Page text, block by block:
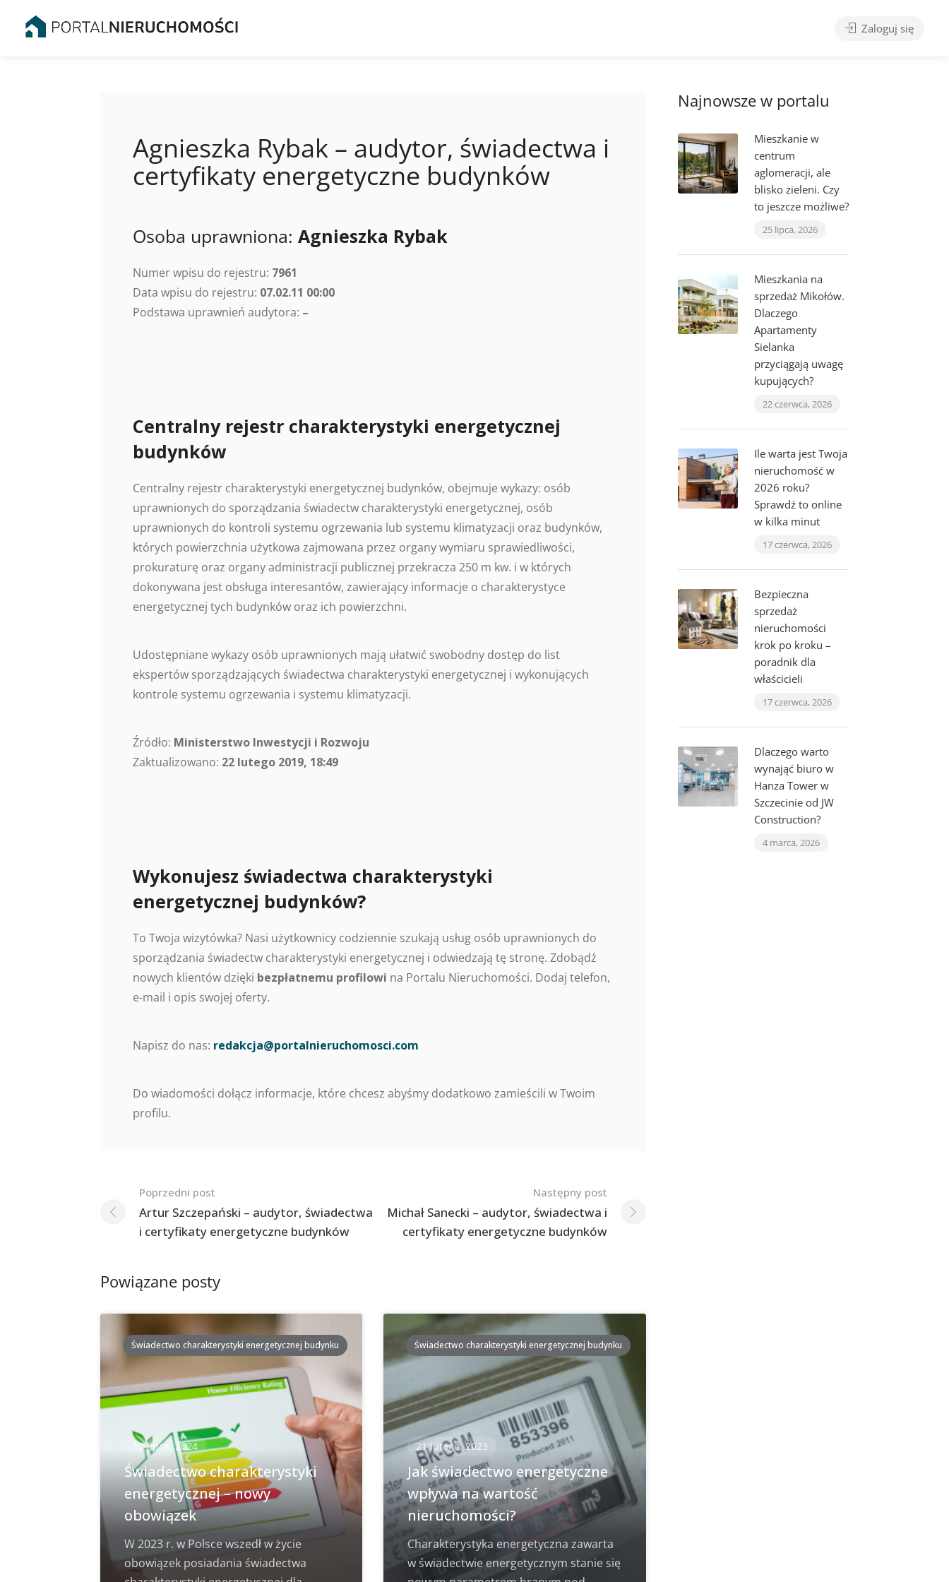
Zaloguj się
Agnieszka Rybak – audytor, świadectwa i
certyfikaty energetyczne budynków
Osoba uprawniona: Agnieszka Rybak
Numer wpisu do rejestru: 7961
Data wpisu do rejestru: 07.02.11 00:00
Podstawa uprawnień audytora: –
Centralny rejestr charakterystyki energetycznej
budynków
Centralny rejestr charakterystyki energetycznej budynków, obejmuje wykazy: osób
uprawnionych do sporządzania świadectw charakterystyki energetycznej, osób
uprawnionych do kontroli systemu ogrzewania lub systemu klimatyzacji oraz budynków,
których powierzchnia użytkowa zajmowana przez organy wymiaru sprawiedliwości,
prokuraturę oraz organy administracji publicznej przekracza 250 m kw. i w których
dokonywana jest obsługa interesantów, zawierający informacje o charakterystyce
energetycznej tych budynków oraz ich powierzchni.
Udostępniane wykazy osób uprawnionych mają ułatwić swobodny dostęp do list
ekspertów sporządzających świadectwa charakterystyki energetycznej i wykonujących
kontrole systemu ogrzewania i systemu klimatyzacji.
Źródło: Ministerstwo Inwestycji i Rozwoju
Zaktualizowano: 22 lutego 2019, 18:49
Wykonujesz świadectwa charakterystyki
energetycznej budynków?
To Twoja wizytówka? Nasi użytkownicy codziennie szukają usług osób uprawnionych do
sporządzania świadectw charakterystyki energetycznej i odwiedzają tę stronę. Zdobądź
nowych klientów dzięki bezpłatnemu profilowi na Portalu Nieruchomości. Dodaj telefon,
e-mail i opis swojej oferty.
Napisz do nas: redakcja@portalnieruchomosci.com
Do wiadomości dołącz informacje, które chcesz abyśmy dodatkowo zamieścili w Twoim
profilu.
Nawigacja
po
postach
Poprzedni post
Artur Szczepański – audytor, świadectwa
i certyfikaty energetyczne budynków
Następny post
Michał Sanecki – audytor, świadectwa i
certyfikaty energetyczne budynków
Powiązane posty
Świadectwo charakterystyki energetycznej budynku
12 lipca, 2024
Świadectwo charakterystyki
energetycznej – nowy
obowiązek
W 2023 r. w Polsce wszedł w życie
obowiązek posiadania świadectwa
Świadectwo charakterystyki energetycznej budynku
21 lutego, 2023
Jak świadectwo energetyczne
wpływa na wartość
nieruchomości?
Charakterystyka energetyczna zawarta
w świadectwie energetycznym stanie się
Najnowsze w portalu
Mieszkanie w
centrum
aglomeracji, ale
blisko zieleni. Czy
to jeszcze możliwe?
25 lipca, 2026
Mieszkania na
sprzedaż Mikołów.
Dlaczego
Apartamenty
Sielanka
przyciągają uwagę
kupujących?
22 czerwca, 2026
Ile warta jest Twoja
nieruchomość w
2026 roku?
Sprawdź to online
w kilka minut
17 czerwca, 2026
Bezpieczna
sprzedaż
nieruchomości
krok po kroku –
poradnik dla
właścicieli
17 czerwca, 2026
Dlaczego warto
wynająć biuro w
Hanza Tower w
Szczecinie od JW
Construction?
4 marca, 2026